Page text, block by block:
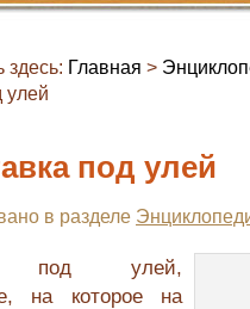
здесь: Главная >
улей
под улей
в разделе
улей,
на которое на